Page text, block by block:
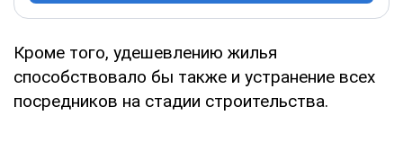
Кроме того, удешевлению жилья
способствовало бы также и устранение всех
посредников на стадии строительства.